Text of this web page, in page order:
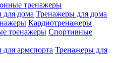
тренажеры
Тренажеры для дома
Кардиотренажеры
Спортивные
Тренажеры для